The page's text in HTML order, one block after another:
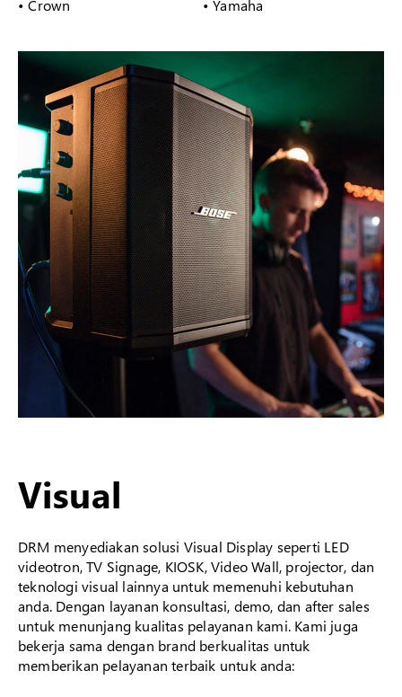
• Crown • Yamaha
Visual
DRM menyediakan solusi Visual Display seperti LED
videotron, TV Signage, KIOSK, Video Wall, projector, dan
teknologi visual lainnya untuk memenuhi kebutuhan
anda. Dengan layanan konsultasi, demo, dan after sales
untuk menunjang kualitas pelayanan kami. Kami juga
bekerja sama dengan brand berkualitas untuk
memberikan pelayanan terbaik untuk anda: